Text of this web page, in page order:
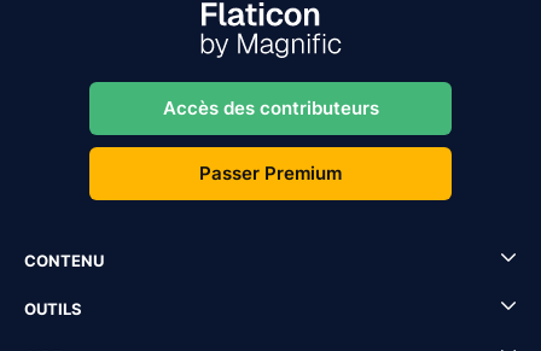
Accès des contributeurs
Passer Premium
CONTENU
OUTILS